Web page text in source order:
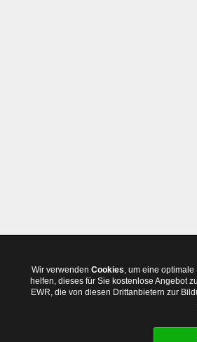
Wir verwenden Cookies, um eine
helfen, dieses für Sie kostenlose Angebot
EWR, die von diesen Drittanbietern zur